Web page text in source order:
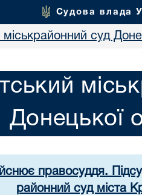
Судова влада
суд
Донецької
правосуддя.
районний суд міста